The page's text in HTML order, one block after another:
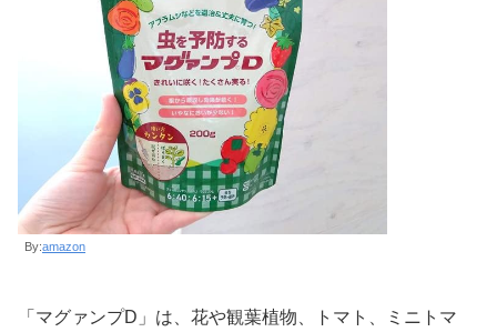
By:amazon
「マグァンプD」は、花や観葉植物、トマト、ミニトマ